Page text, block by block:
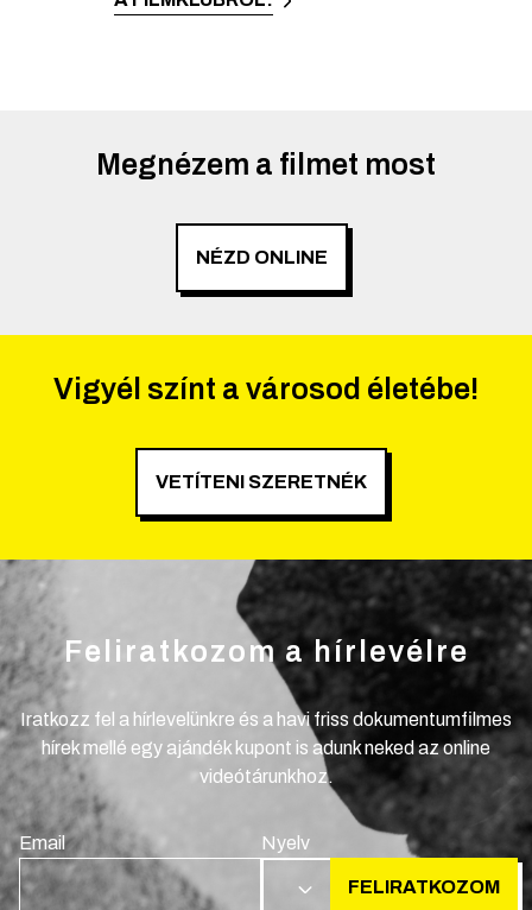
Megnézem a filmet most
NÉZD ONLINE
Vigyél színt a városod életébe!
VETÍTENI SZERETNÉK
Feliratkozom a hírlevélre
Iratkozz fel a hírlevelünkre és a havi friss dokumentumfilmes
hírek mellé egy ajándék kupont is adunk neked az online
videótárunkhoz.
Email Nyelv
HU FELIRATKOZOM